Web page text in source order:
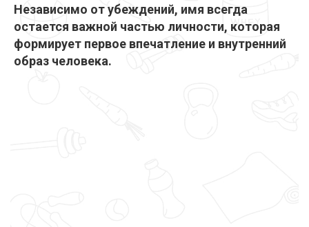
Независимо от убеждений, имя всегда
остается важной частью личности, которая
формирует первое впечатление и внутренний
образ человека.